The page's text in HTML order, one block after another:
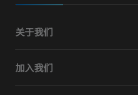
关于我们
加入我们